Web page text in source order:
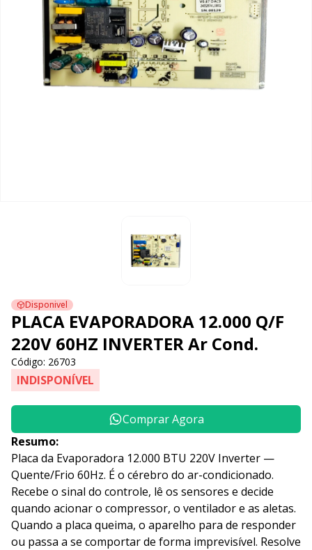
Disponivel
PLACA EVAPORADORA 12.000 Q/F
220V 60HZ INVERTER Ar Cond.
Código: 26703
INDISPONÍVEL
Comprar Agora
Resumo:
Placa da Evaporadora 12.000 BTU 220V Inverter —
Quente/Frio 60Hz. É o cérebro do ar-condicionado.
Recebe o sinal do controle, lê os sensores e decide
quando acionar o compressor, o ventilador e as aletas.
Quando a placa queima, o aparelho para de responder
ou passa a se comportar de forma imprevisível. Resolve